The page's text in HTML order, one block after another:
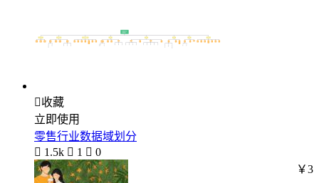
收藏
立即使用
零售行业数据域划分
 1.5k  1  0
￥3